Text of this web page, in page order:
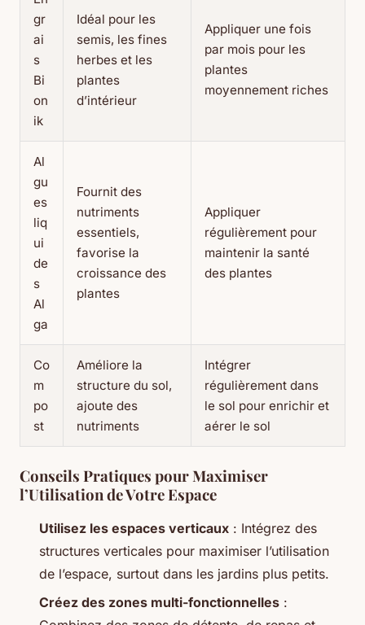
gr
ai
s
Bi
on
ik
Idéal pour les
semis, les fines
herbes et les
plantes
d’intérieur
Appliquer une fois
par mois pour les
plantes
moyennement riches
Al
gu
es
liq
ui
de
s
Al
ga
Fournit des
nutriments
essentiels,
favorise la
croissance des
plantes
Appliquer
régulièrement pour
maintenir la santé
des plantes
Co
m
po
st
Améliore la
structure du sol,
ajoute des
nutriments
Intégrer
régulièrement dans
le sol pour enrichir et
aérer le sol
Conseils Pratiques pour Maximiser
l’Utilisation de Votre Espace
Utilisez les espaces verticaux : Intégrez des
structures verticales pour maximiser l’utilisation
de l’espace, surtout dans les jardins plus petits.
Créez des zones multi-fonctionnelles :